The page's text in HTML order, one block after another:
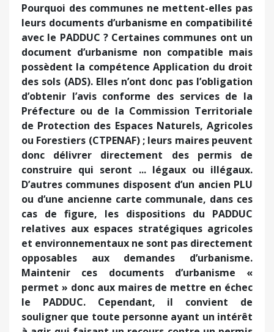
Pourquoi des communes ne mettent-elles pas
leurs documents d’urbanisme en compatibilité
avec le PADDUC ? Certaines communes ont un
document d’urbanisme non compatible mais
possèdent la compétence Application du droit
des sols (ADS). Elles n’ont donc pas l’obligation
d’obtenir l’avis conforme des services de la
Préfecture ou de la Commission Territoriale
de Protection des Espaces Naturels, Agricoles
ou Forestiers (CTPENAF) ; leurs maires peuvent
donc délivrer directement des permis de
construire qui seront ... légaux ou illégaux.
D’autres communes disposent d’un ancien PLU
ou d’une ancienne carte communale, dans ces
cas de figure, les dispositions du PADDUC
relatives aux espaces stratégiques agricoles
et environnementaux ne sont pas directement
opposables aux demandes d’urbanisme.
Maintenir ces documents d’urbanisme «
permet » donc aux maires de mettre en échec
le PADDUC. Cependant, il convient de
souligner que toute personne ayant un intérêt